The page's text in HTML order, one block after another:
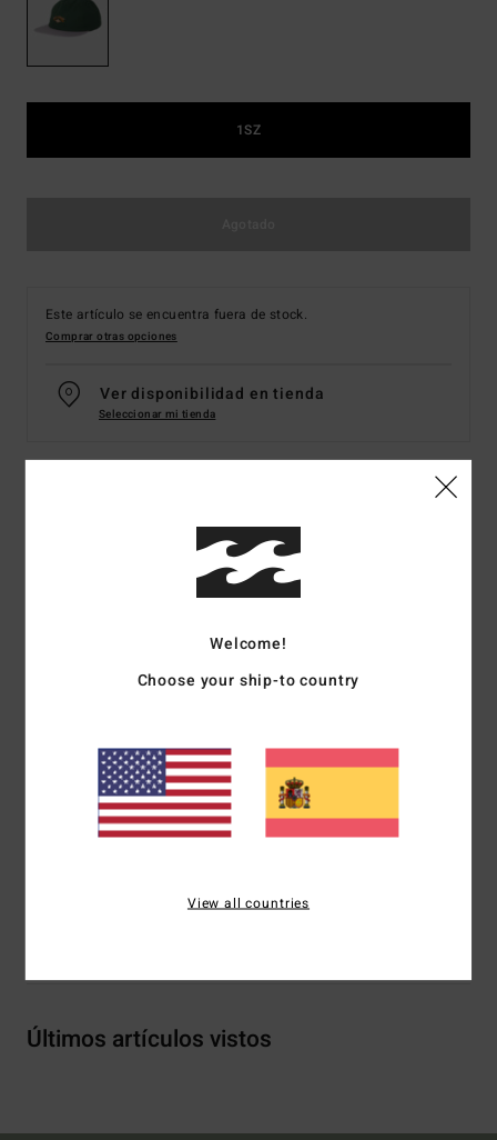
1SZ
Este artículo se encuentra fuera de stock.
Comprar otras opciones
Ver disponibilidad en tienda
Seleccionar mi tienda
Gorra con cincha posterior de ajuste Verde Hombre
Código de color
Visera:visera plana
Cierre:correa posterior
Marca:etiqueta en el centro de la corona delantera
Últimos artículos vistos
Welcome!
Choose your ship-to country
View all countries